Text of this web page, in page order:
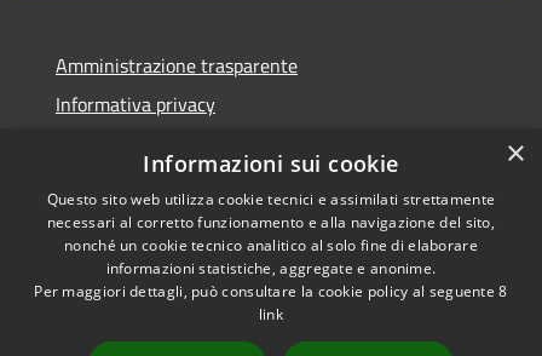
Amministrazione trasparente
Informativa privacy
Dichiarazione di accessibilità
RSS
Copyright © 2026 • Comune di
×
Informazioni sui cookie
Questo sito web utilizza cookie tecnici e assimilati strettamente
necessari al corretto funzionamento e alla navigazione del sito,
nonché un cookie tecnico analitico al solo fine di elaborare
informazioni statistiche, aggregate e anonime.
Per maggiori dettagli, può consultare la cookie policy al seguente8
link